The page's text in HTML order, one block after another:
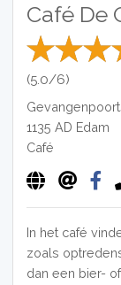
Café De
(5.0/6)
1135 AD Edam
Café
In het café
zoals
dan een bier-